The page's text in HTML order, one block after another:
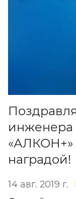
«АЛКОН+»
наградой!
14 авг. 2019 г.